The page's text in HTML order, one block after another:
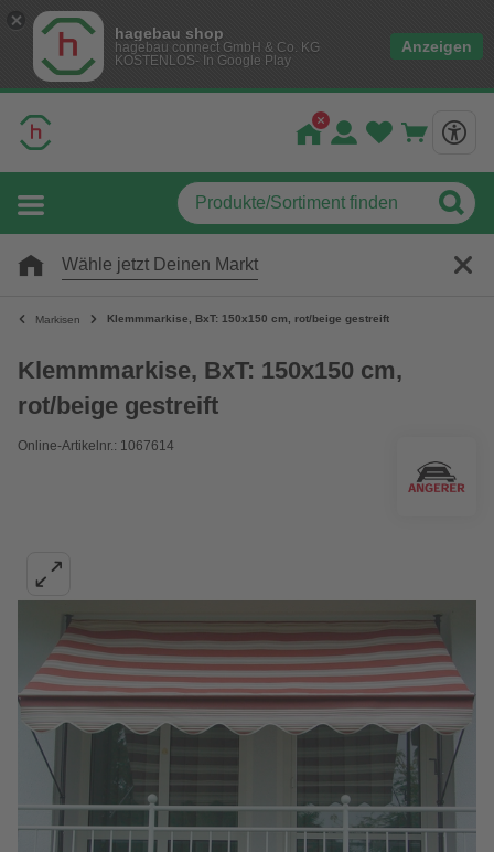
hagebau shop
hagebau connect GmbH & Co. KG
KOSTENLOS- In Google Play
Anzeigen
Wähle jetzt Deinen Markt
Markisen Klemmmarkise, BxT: 150x150 cm, rot/beige gestreift
Klemmmarkise, BxT: 150x150 cm,
rot/beige gestreift
Online-Artikelnr.: 1067614